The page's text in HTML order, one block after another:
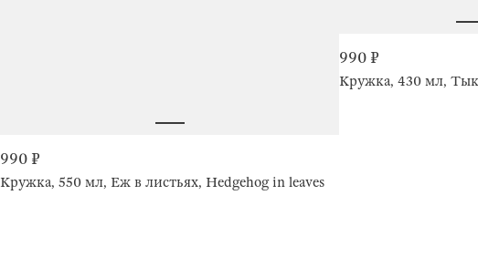
990 ₽
Кружка, 550 мл, Еж в листьях, Hedgehog in leaves
990 ₽
Кружка, 430 мл,